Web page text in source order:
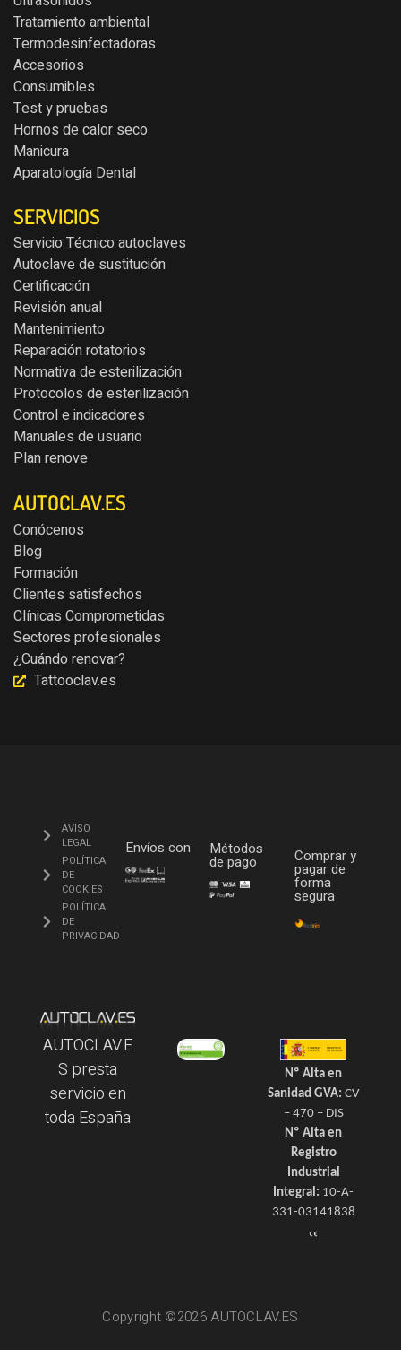
Tratamiento ambiental
Termodesinfectadoras
Accesorios
Consumibles
Test y pruebas
Hornos de calor seco
Manicura
Aparatología Dental
SERVICIOS
Servicio Técnico autoclaves
Autoclave de sustitución
Certificación
Revisión anual
Mantenimiento
Reparación rotatorios
Normativa de esterilización
Protocolos de esterilización
Control e indicadores
Manuales de usuario
Plan renove
AUTOCLAV.ES
Conócenos
Blog
Formación
Clientes satisfechos
Clínicas Comprometidas
Sectores profesionales
¿Cuándo renovar?
Tattooclav.es
AVISO
LEGAL
POLÍTICA
DE
COOKIES
POLÍTICA
DE
PRIVACIDAD
Envíos con Métodos
de pago Comprar y
pagar de
forma
segura
AUTOCLAV.E
S presta
servicio en
toda España
Nº Alta en
Sanidad GVA: CV
– 470 – DIS
Nº Alta en
Registro
Industrial
Integral: 10-A-
331-03141838
Copyright ©2026 AUTOCLAV.ES